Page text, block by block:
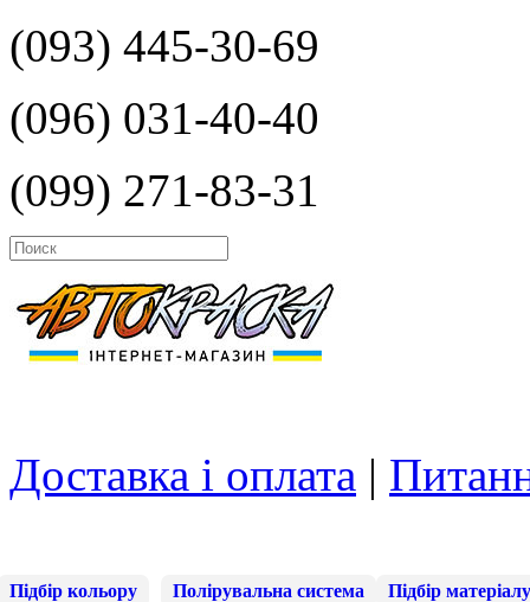
(093) 445-30-69
(096) 031-40-40
(099) 271-83-31
Доставка і оплата |
Підбір кольору Полірувальна система Підбір матеріалу